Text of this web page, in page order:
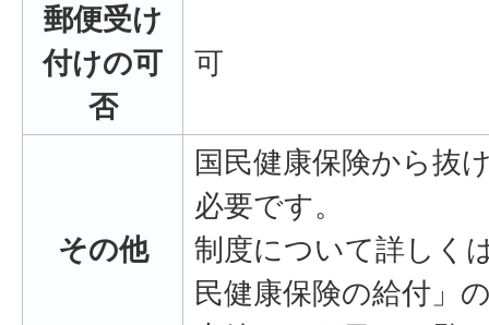
郵便受け
付けの可
否
可
その他
国民健康保険から抜
必要です。
制度について詳しく
民健康保険の給付」